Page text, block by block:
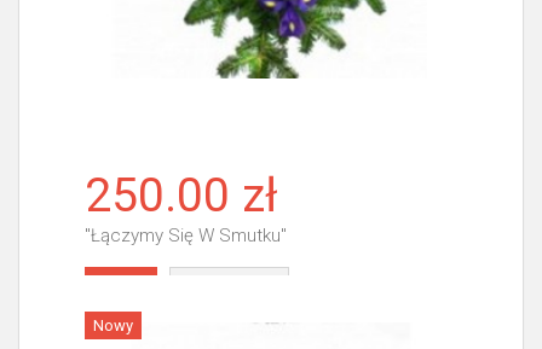
250.00 zł
"Łączymy Się W Smutku"
Nowy